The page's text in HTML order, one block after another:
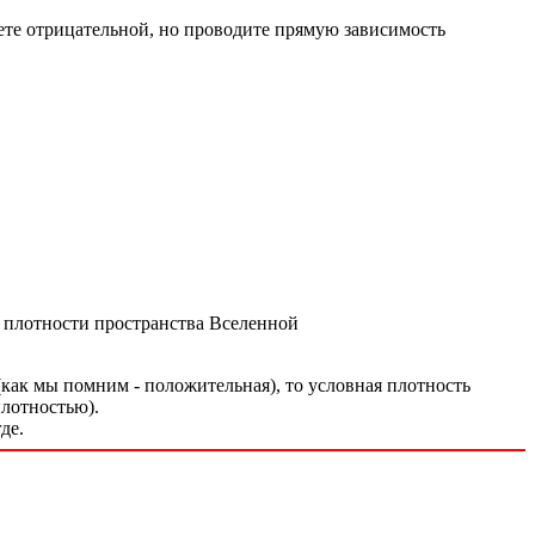
отрицательной, но проводите прямую зависимость
пространства Вселенной
мы помним - положительная), то условная плотность